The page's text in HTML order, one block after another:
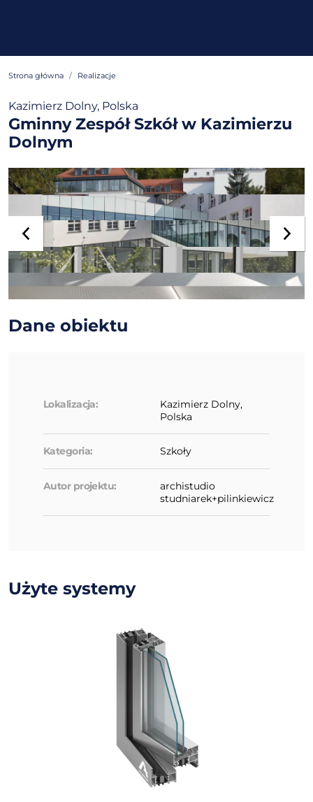
Strona główna Realizacje
Kazimierz Dolny, Polska
Gminny Zespół Szkół w Kazimierzu
Dolnym
Dane obiektu
Lokalizacja:
Kazimierz Dolny,
Polska
Kategoria: Szkoły
Autor projektu:
archistudio
studniarek+pilinkiewicz
Użyte systemy